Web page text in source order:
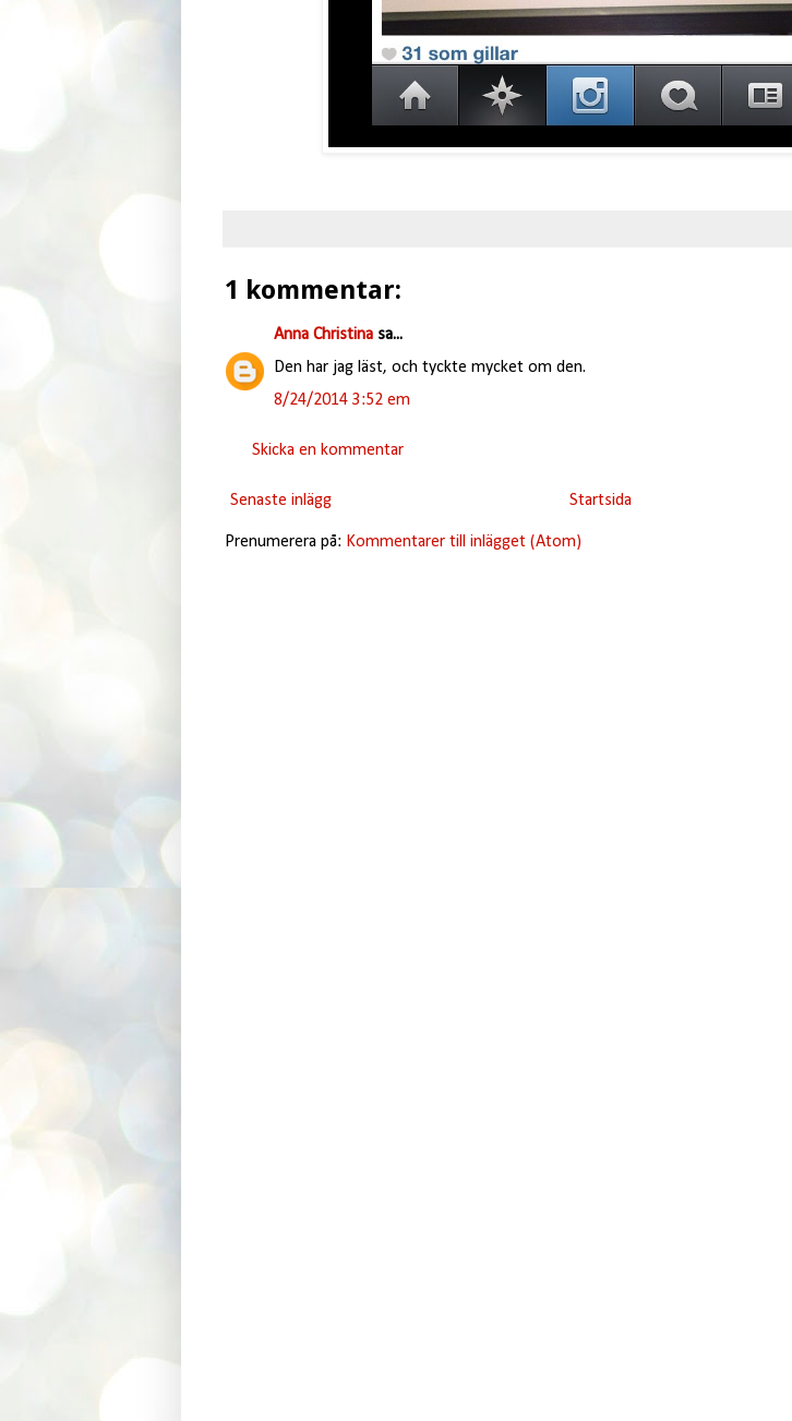
1 kommentar:
Anna Christinasa...
Den har jag läst, och tyckte mycket om den.
8/24/2014 3:52 em
Skicka en kommentar
Senaste inlägg Startsida
Prenumerera på: Kommentarer till inlägget (Atom)